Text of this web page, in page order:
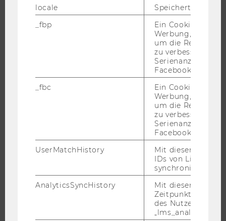
UNIVERSITÄT
WIRTSCHAFT UND GESELLSCHAFT
CAMPUS
WU FOUNDATION
locale
Speichert
_fbp
Ein Cookie für
Werbung, das
um die Relevanz
zu verbessern
Facebook
_fbc
Ein Cookie für
Werbung, das
um die Relevanz
zu verbessern
Facebook
UserMatchHistory
Mit diesem
IDs von LinkedIn
synchronisiert.
AnalyticsSyncHistory
Mit diesem
Zeitpunkt der
des Nutzers mit
„lms_analytics“